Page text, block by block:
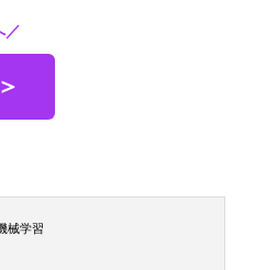
／
械学習